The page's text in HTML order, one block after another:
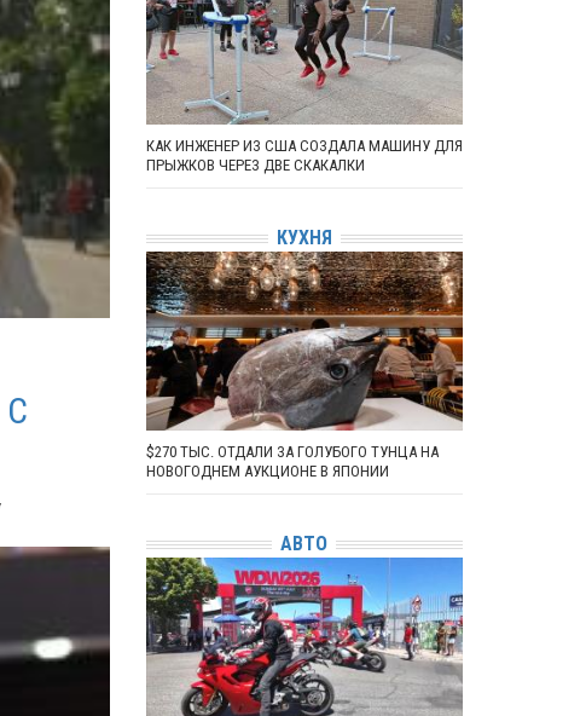
КАК ИНЖЕНЕР ИЗ США СОЗДАЛА МАШИНУ ДЛЯ
ПРЫЖКОВ ЧЕРЕЗ ДВЕ СКАКАЛКИ
КУХНЯ
$270 ТЫС. ОТДАЛИ ЗА ГОЛУБОГО ТУНЦА НА
НОВОГОДНЕМ АУКЦИОНЕ В ЯПОНИИ
АВТО